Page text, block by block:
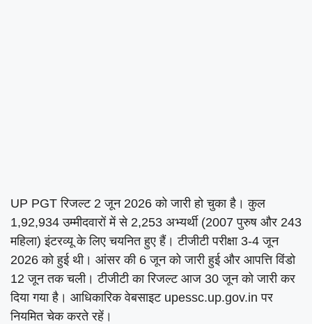
UP PGT रिजल्ट 2 जून 2026 को जारी हो चुका है। कुल
1,92,934 उम्मीदवारों में से 2,253 अभ्यर्थी (2007 पुरुष और 243
महिला) इंटरव्यू के लिए चयनित हुए हैं। टीजीटी परीक्षा 3-4 जून
2026 को हुई थी। आंसर की 6 जून को जारी हुई और आपत्ति विंडो
12 जून तक चली। टीजीटी का रिजल्ट आज 30 जून को जारी कर
दिया गया है। आधिकारिक वेबसाइट upessc.up.gov.in पर
नियमित चेक करते रहें।